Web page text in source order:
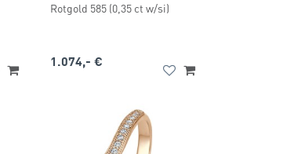
Rotgold 585 (0,35 ct w/si)
1.074,- €